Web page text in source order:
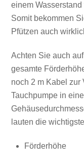
einem
Somit bekommen
Pfützen auch
Achten Sie auch
gesamte
noch 2 m Kabel zur
Tauchpumpe in
lauten die
Förderhöhe